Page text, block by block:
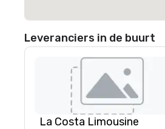
Leveranciers in de buurt
La Costa Limousine